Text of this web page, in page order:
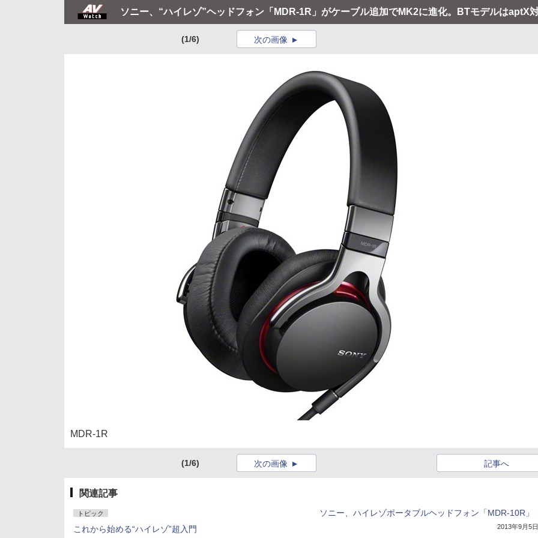
ソニー、“ハイレゾ”ヘッドフォン「MDR-1R」がケーブル追加でMK2に進化。BTモデルはaptX
(1/6) 次の画像
MDR-1R
(1/6) 記事へ
次の画像
関連記事
トピック
これから始める“ハイレゾ”超入門
ソニー、ハイレゾポータブルヘッドフォン「MDR-10R」
2013年9月5日